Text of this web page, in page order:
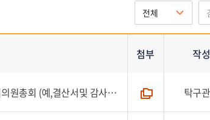
첨부 작
2026년 충남탁구협회 제1차 정기대의원총회 (예,결산서및 감사보고서) 탁구